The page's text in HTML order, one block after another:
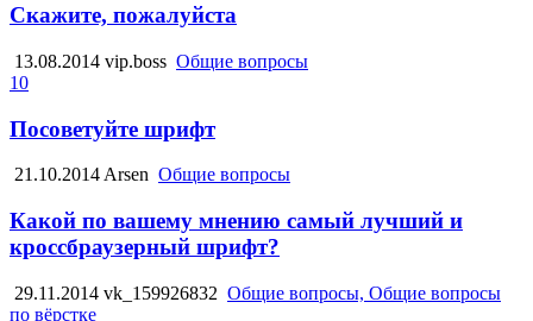
Скажите, пожалуйста
13.08.2014 vip.boss Общие вопросы
10
Посоветуйте шрифт
21.10.2014 Arsen Общие вопросы
Какой по вашему мнению самый лучший и
кроссбраузерный шрифт?
29.11.2014 vk_159926832 Общие вопросы, Общие вопросы
по вёрстке